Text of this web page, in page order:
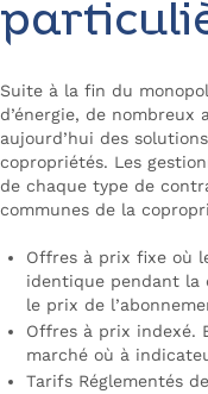
Suite à la fin du
d’énergie, de
aujourd’hui des
copropriétés. Les
de chaque type de
communes de la
Offres à prix fixe où
identique pendant la
le prix de
Offres à prix indexé.
marché où à
Tarifs Réglementés